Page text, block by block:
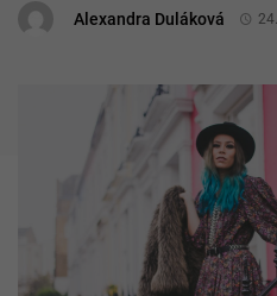
Alexandra Duláková